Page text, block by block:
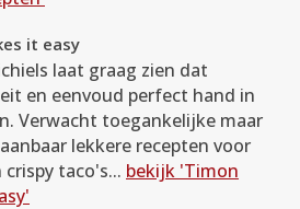
it easy
laat graag zien dat
en eenvoud perfect hand in
Verwacht toegankelijke maar
lekkere recepten voor
taco's... bekijk 'Timon